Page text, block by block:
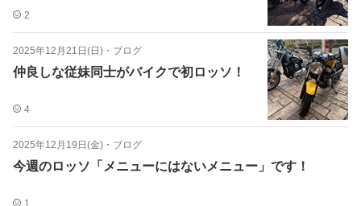
2
2025年12月21日(日) ・ ブログ
仲良しな従妹同士がバイクで初ロッソ！
4
2025年12月19日(金) ・ ブログ
今週のロッソ「メニューにはないメニュー」です！
1